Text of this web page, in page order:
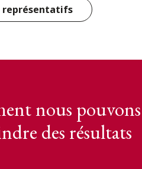
représentatifs
nous pouvons
des résultats